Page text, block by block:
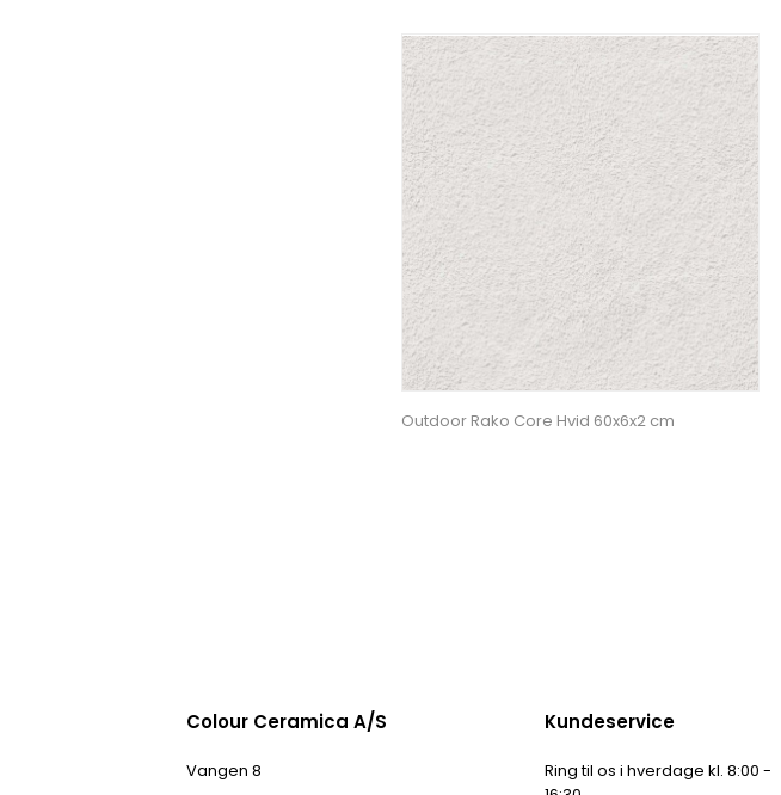
Outdoor Rako Core Hvid 60x6x2 cm
Colour Ceramica A/S
Vangen 8
Kundeservice
Ring til os i hverdage kl. 8:00 -